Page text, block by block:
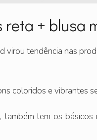
reta + blusa
virou tendência nas
coloridos e vibrantes
tem os